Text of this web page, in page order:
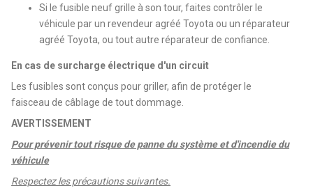
Si le fusible neuf grille à son tour, faites contrôler le
véhicule par un revendeur agréé Toyota ou un réparateur
agréé Toyota, ou tout autre réparateur de confiance.
En cas de surcharge électrique d'un circuit
Les fusibles sont conçus pour griller, afin de protéger le
faisceau de câblage de tout dommage.
AVERTISSEMENT
Pour prévenir tout risque de panne du système et d'incendie du
véhicule
Respectez les précautions suivantes.